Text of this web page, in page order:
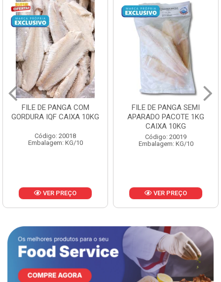
FILE DE PANGA SEMI
APARADO PACOTE 1KG
Código: 20019
Embalagem: KG/10
VER PREÇO
POLACA DESFIADA
PESCAMARES PCT5KG
CX10KG
Código: 20161
Embalagem: KG/10
VER PREÇO